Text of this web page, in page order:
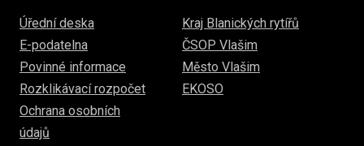
Úřední deska
E-podatelna
Povinné informace
Rozklikávací rozpočet
Ochrana osobních
údajů
Kraj Blanických rytířů
ČSOP Vlašim
Město Vlašim
EKOSO